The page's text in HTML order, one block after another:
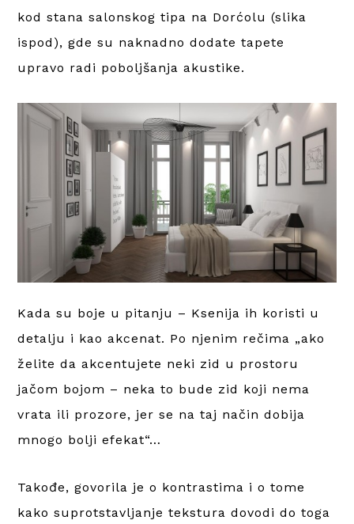
kod stana salonskog tipa na Dorćolu (slika
ispod), gde su naknadno dodate tapete
upravo radi poboljšanja akustike.
Kada su boje u pitanju – Ksenija ih koristi u
detalju i kao akcenat. Po njenim rečima „ako
želite da akcentujete neki zid u prostoru
jačom bojom – neka to bude zid koji nema
vrata ili prozore, jer se na taj način dobija
mnogo bolji efekat“…
Takođe, govorila je o kontrastima i o tome
kako suprotstavljanje tekstura dovodi do toga